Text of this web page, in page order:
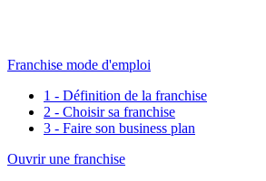
Franchise mode d'emploi
1 - Définition de la franchise
2 - Choisir sa franchise
3 - Faire son business plan
Ouvrir une franchise